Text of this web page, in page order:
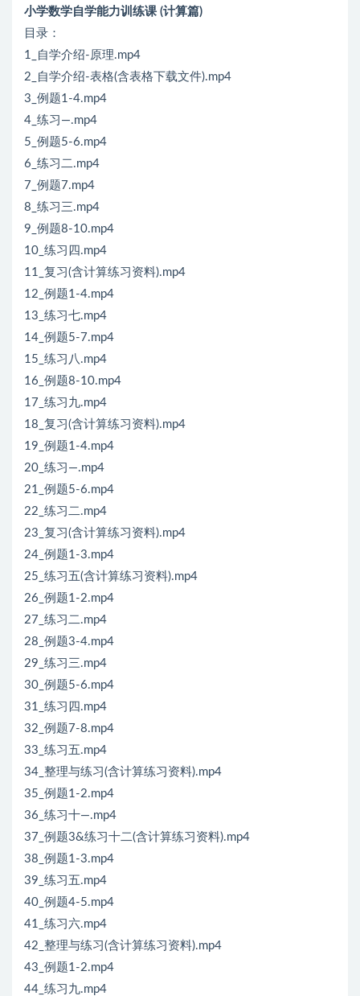
小学数学自学能力训练课 (计算篇)
目录：
1_自学介绍-原理.mp4
2_自学介绍-表格(含表格下载文件).mp4
3_例题1-4.mp4
4_练习—.mp4
5_例题5-6.mp4
6_练习二.mp4
7_例题7.mp4
8_练习三.mp4
9_例题8-10.mp4
10_练习四.mp4
11_复习(含计算练习资料).mp4
12_例题1-4.mp4
13_练习七.mp4
14_例题5-7.mp4
15_练习八.mp4
16_例题8-10.mp4
17_练习九.mp4
18_复习(含计算练习资料).mp4
19_例题1-4.mp4
20_练习—.mp4
21_例题5-6.mp4
22_练习二.mp4
23_复习(含计算练习资料).mp4
24_例题1-3.mp4
25_练习五(含计算练习资料).mp4
26_例题1-2.mp4
27_练习二.mp4
28_例题3-4.mp4
29_练习三.mp4
30_例题5-6.mp4
31_练习四.mp4
32_例题7-8.mp4
33_练习五.mp4
34_整理与练习(含计算练习资料).mp4
35_例题1-2.mp4
36_练习十—.mp4
37_例题3&练习十二(含计算练习资料).mp4
38_例题1-3.mp4
39_练习五.mp4
40_例题4-5.mp4
41_练习六.mp4
42_整理与练习(含计算练习资料).mp4
43_例题1-2.mp4
44_练习九.mp4